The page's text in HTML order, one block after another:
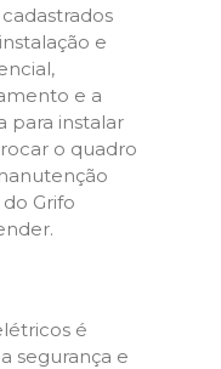
e
e a
para instalar
o quadro
Grifo
é
segurança e